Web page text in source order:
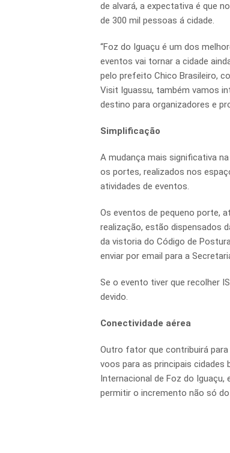
de alvará, a expectativa é que
de 300 mil pessoas á cidade.
“Foz do Iguaçu é um dos
eventos vai tornar a cidade
pelo prefeito Chico Brasileiro,
Visit Iguassu, também vamos
destino para organizadores e
Simplificação
A mudança mais significativa
os portes, realizados nos
atividades de eventos.
Os eventos de pequeno porte,
realização, estão dispensados
da vistoria do Código de
enviar por email para a
Se o evento tiver que recolher
devido.
Conectividade aérea
Outro fator que contribuirá
voos para as principais cidades
Internacional de Foz do
permitir o incremento não só